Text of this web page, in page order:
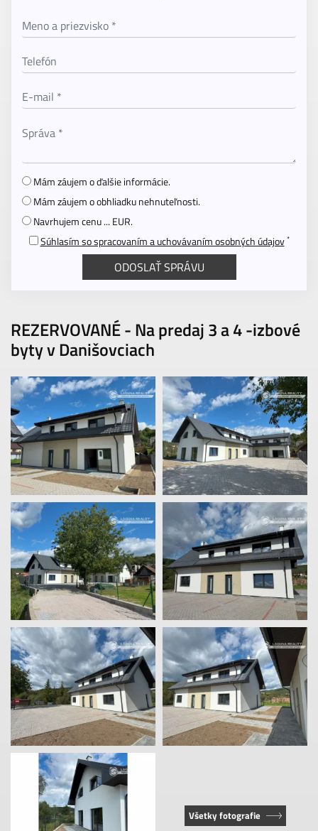
REZERVOVANÉ - Na predaj 3 a 4 -izbové
byty v Danišovciach
Všetky fotografie
Mám záujem o ďalšie informácie.
Mám záujem o obhliadku nehnuteľnosti.
Navrhujem cenu ... EUR.
Súhlasím so spracovaním a uchovávaním osobných údajov *